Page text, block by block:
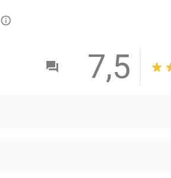
info_outlined
7,5